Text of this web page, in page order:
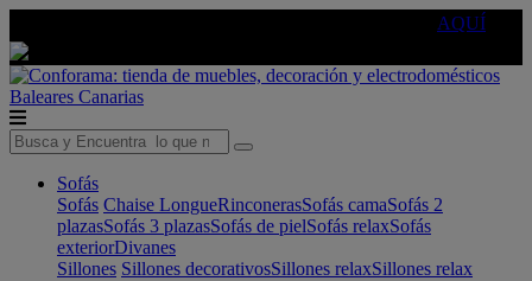
AQUÍ
Baleares Canarias
Sofás
Sofás Chaise LongueRinconerasSofás camaSofás 2
plazasSofás 3 plazasSofás de pielSofás relaxSofás
exteriorDivanes
Sillones Sillones decorativosSillones relaxSillones relax